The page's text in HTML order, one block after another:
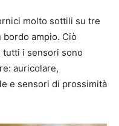
molto sottili su tre
ampio. Ciò
tutti i sensori sono
auricolare,
e sensori di prossimità